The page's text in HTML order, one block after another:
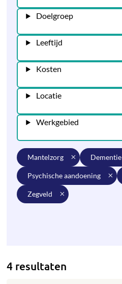
Doelgroep
Leeftijd
Kosten
Locatie
Werkgebied
mantelzorg dementie
psychische aandoening
zegveld
4 resultaten